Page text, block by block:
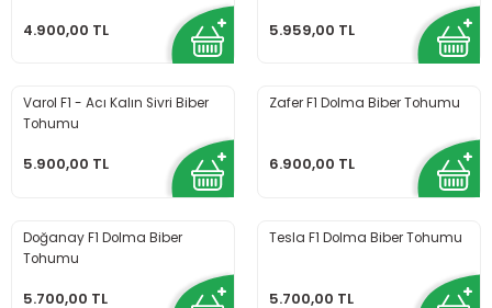
4.900,00 TL 5.959,00 TL
Varol F1 - Acı Kalın Sivri Biber
Tohumu
5.900,00 TL
Zafer F1 Dolma Biber Tohumu
6.900,00 TL
Doğanay F1 Dolma Biber
Tohumu
5.700,00 TL
Tesla F1 Dolma Biber Tohumu
5.700,00 TL